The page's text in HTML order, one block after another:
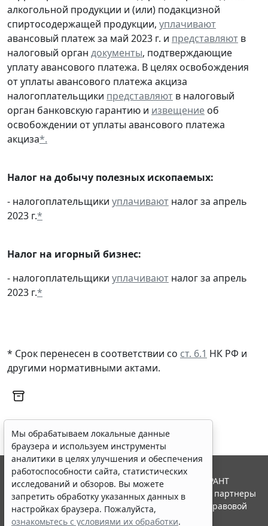
алкогольной продукции и (или) подакцизной
спиртосодержащей продукции, уплачивают
авансовый платеж за май 2023 г. и представляют в
налоговый орган документы, подтверждающие
уплату авансового платежа. В целях освобождения
от уплаты авансового платежа акциза
налогоплательщики представляют в налоговый
орган банковскую гарантию и извещение об
освобождении от уплаты авансового платежа
акциза*.
Налог на добычу полезных ископаемых:
- налогоплательщики уплачивают налог за апрель
2023 г.*
Налог на игорный бизнес:
- налогоплательщики уплачивают налог за апрель
2023 г.*
* Срок перенесен в соответствии со ст. 6.1 НК РФ и
другими нормативными актами.
Мы обрабатываем локальные данные
браузера и используем инструменты
аналитики в целях улучшения и обеспечения
работоспособности сайта, статистических
исследований и обзоров. Вы можете
запретить обработку указанных данных в
настройках браузера. Пожалуйста,
ознакомьтесь с условиями их обработки.
© ООО "НПП "ГАРАНТ-СЕРВИС", 2026. Система ГАРАНТ
выпускается с 1990 года. Компания "Гарант" и ее партнеры
являются участниками Российской ассоциации правовой
информации ГАРАНТ.